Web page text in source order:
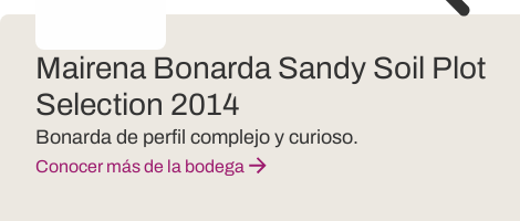
Mairena Bonarda Sandy Soil Plot
Selection 2014
Bonarda de perfil complejo y curioso.
Conocer más de la bodega